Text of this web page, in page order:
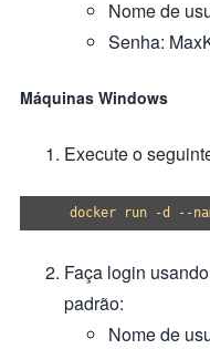
Nome de
Senha:
Máquinas Windows
Execute o
Faça login
padrão:
Nome de